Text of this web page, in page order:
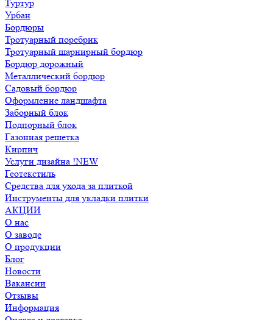
Туртур
Урбан
Бордюры
Тротуарный поребрик
Тротуарный шарнирный бордюр
Бордюр дорожный
Металлический бордюр
Садовый бордюр
Оформление ландшафта
Заборный блок
Подпорный блок
Газонная решетка
Кирпич
Услуги дизайна !NEW
Геотекстиль
Средства для ухода за плиткой
Инструменты для укладки плитки
АКЦИИ
О нас
О заводе
О продукции
Блог
Новости
Вакансии
Отзывы
Информация